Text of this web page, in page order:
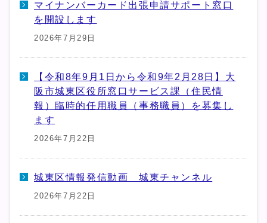
マイナンバーカード出張申請サポート窓口
を開設します
2026年7月29日
【令和8年9月1日から令和9年2月28日】大
阪市城東区役所窓口サービス課（住民情
報）臨時的任用職員（事務職員）を募集し
ます
2026年7月22日
城東区情報発信動画 城東チャンネル
2026年7月22日